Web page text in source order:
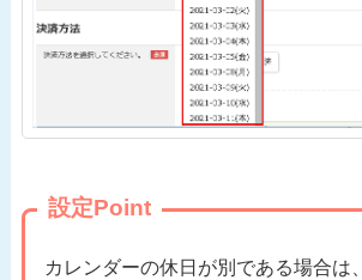
設定Point
カレンダーの休日が別である場合は、